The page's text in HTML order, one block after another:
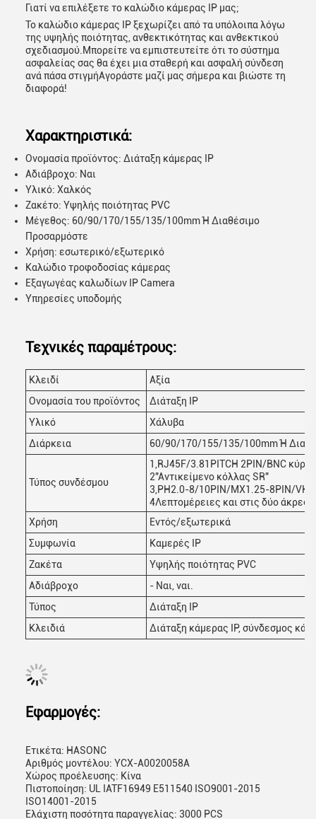
Γιατί να επιλέξετε το καλώδιο κάμερας IP μας;
Το καλώδιο κάμερας IP ξεχωρίζει από τα υπόλοιπα λόγω
της υψηλής ποιότητας, ανθεκτικότητας και ανθεκτικού
σχεδιασμού.Μπορείτε να εμπιστευτείτε ότι το σύστημα
ασφαλείας σας θα έχει μια σταθερή και ασφαλή σύνδεση
ανά πάσα στιγμήΑγοράστε μαζί μας σήμερα και βιώστε τη
διαφορά!
Χαρακτηριστικά:
Ονομασία προϊόντος: Διάταξη κάμερας IP
Αδιάβροχο: Ναι
Υλικό: Χαλκός
Ζακέτο: Υψηλής ποιότητας PVC
Μέγεθος: 60/90/170/155/135/100mm Ή Διαθέσιμο
Προσαρμόστε
Χρήση: εσωτερικό/εξωτερικό
Καλώδιο τροφοδοσίας κάμερας
Εξαγωγέας καλωδίων IP Camera
Υπηρεσίες υποδομής
Τεχνικές παραμέτρους:
Κλειδί
Αξία
Ονομασία του προϊόντος
Διάταξη IP
Υλικό
Χάλυβα
Διάρκεια
60/90/170/155/135/100mm Ή
Τύπος συνδέσμου
1,RJ45F/3.81PITCH 2PIN/BNC
2"Αντικείμενο κόλλας SR"
3,PH2.0-8/10PIN/MX1.25-8PIN/
4Λεπτομέρειες και στις δύο άκρες
Χρήση
Εντός/εξωτερικά
Συμφωνία
Καμερές IP
Ζακέτα
Υψηλής ποιότητας PVC
Αδιάβροχο
- Ναι, ναι.
Τύπος
Διάταξη IP
Κλειδιά
Διάταξη κάμερας IP, σύνδεσμος
Εφαρμογές:
Ετικέτα: HASONC
Αριθμός μοντέλου: YCX-A0020058A
Χώρος προέλευσης: Κίνα
Πιστοποίηση: UL IATF16949 E511540 ISO9001-2015
ISO14001-2015
Ελάχιστη ποσότητα παραγγελίας: 3000 PCS